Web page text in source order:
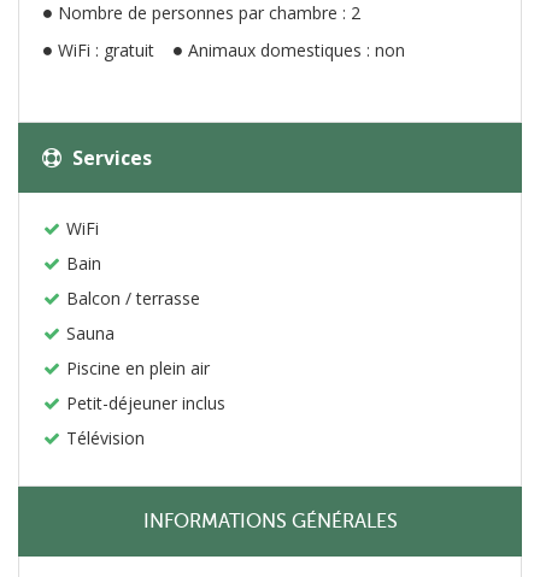
Nombre de personnes par chambre : 2
WiFi : gratuit
Animaux domestiques : non
Services
WiFi
Bain
Balcon / terrasse
Sauna
Piscine en plein air
Petit-déjeuner inclus
Télévision
INFORMATIONS GÉNÉRALES